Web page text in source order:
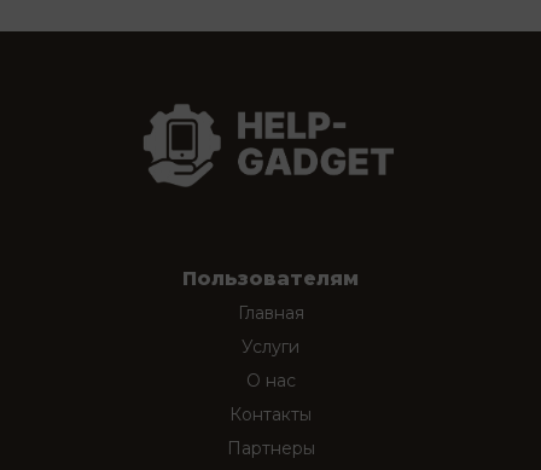
Пользователям
Главная
Услуги
О нас
Контакты
Партнеры